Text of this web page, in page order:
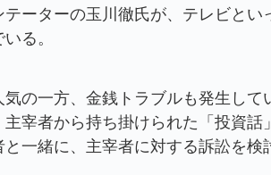
テーターの玉川徹氏が、テレビと
る。
の一方、金銭トラブルも発生して
主宰者から持ち掛けられた「投資
と一緒に、主宰者に対する訴訟を検